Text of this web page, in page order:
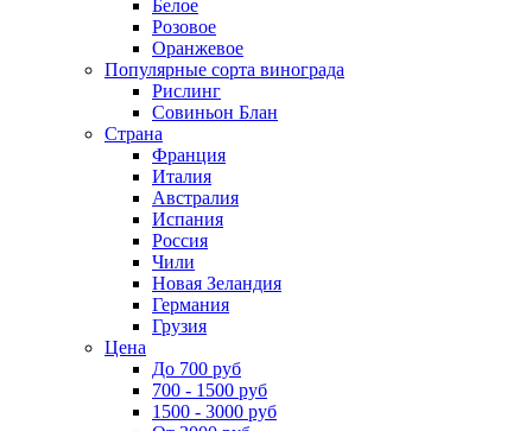
Белое
Розовое
Оранжевое
Популярные сорта винограда
Рислинг
Совиньон Блан
Страна
Франция
Италия
Австралия
Испания
Россия
Чили
Новая Зеландия
Германия
Грузия
Цена
До 700 руб
700 - 1500 руб
1500 - 3000 руб